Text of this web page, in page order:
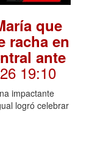
que
racha en
ante
19:10
impactante
logró celebrar